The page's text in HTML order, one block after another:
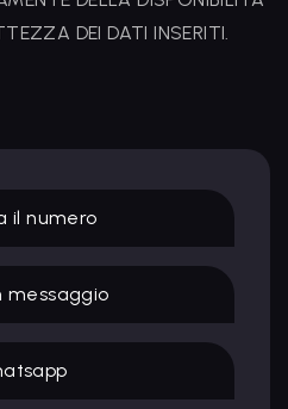
DEI DATI INSERITI.
il numero
messaggio